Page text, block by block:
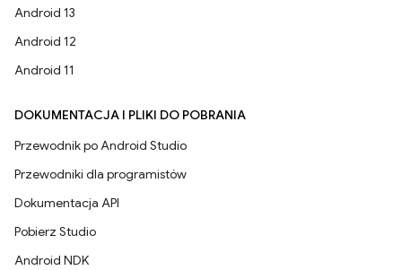
Android 13
Android 12
Android 11
DOKUMENTACJA I PLIKI DO POBRANIA
Przewodnik po Android Studio
Przewodniki dla programistów
Dokumentacja API
Pobierz Studio
Android NDK